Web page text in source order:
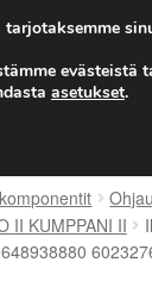
II KUMPPANI II
tarjotaksemme
evästeistä
asetukset.